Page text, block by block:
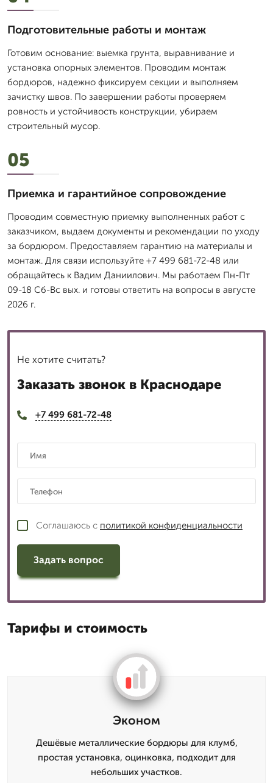
Подготовительные работы и монтаж
Готовим основание: выемка грунта, выравнивание и
установка опорных элементов. Проводим монтаж
бордюров, надежно фиксируем секции и выполняем
зачистку швов. По завершении работы проверяем
ровность и устойчивость конструкции, убираем
строительный мусор.
05
Приемка и гарантийное сопровождение
Проводим совместную приемку выполненных работ с
заказчиком, выдаем документы и рекомендации по уходу
за бордюром. Предоставляем гарантию на материалы и
монтаж. Для связи используйте +7 499 681-72-48 или
обращайтесь к Вадим Даниилович. Мы работаем Пн-Пт
09-18 Сб-Вс вых. и готовы ответить на вопросы в августе
2026 г.
Не хотите считать?
Заказать звонок в Краснодаре
+7 499 681-72-48
Соглашаюсь с политикой конфиденциальности
Задать вопрос
Тарифы и стоимость
Эконом
Дешёвые металлические бордюры для клумб,
простая установка, оцинковка, подходит для
небольших участков.